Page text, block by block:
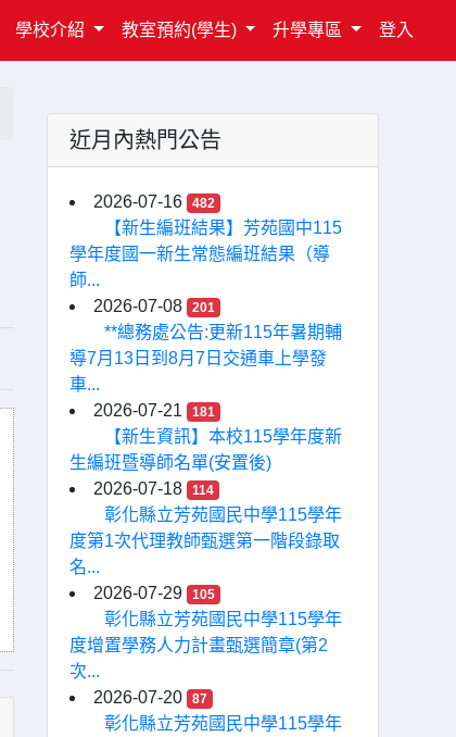
學校介紹 教室預約(學生) 升學專區 登入
近月內熱門公告
2026-07-16 482
【新生編班結果】芳苑國中115
學年度國一新生常態編班結果（導
師...
2026-07-08
201
**總務處公告:更新115年暑期輔
導7月13日到8月7日交通車上學發
車...
2026-07-21
181
【新生資訊】本校115學年度新
生編班暨導師名單(安置後)
2026-07-18
114
彰化縣立芳苑國民中學115學年
度第1次代理教師甄選第一階段錄取
名...
2026-07-29
105
彰化縣立芳苑國民中學115學年
度增置學務人力計畫甄選簡章(第2
次...
2026-07-20
87
彰化縣立芳苑國民中學115學年